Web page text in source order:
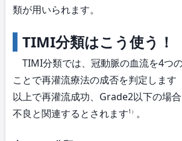
類が用いられます。
TIMI分類はこう使う！
TIMI分類では、冠動脈の血流を4つ
ことで再灌流療法の成否を判定します
以上で再灌流成功、Grade2以下の場
不良と関連するとされます1） 。